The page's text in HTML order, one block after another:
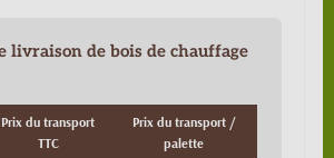
livraison de bois de chauffage
Prix du transport
TTC
Prix du transport /
palette